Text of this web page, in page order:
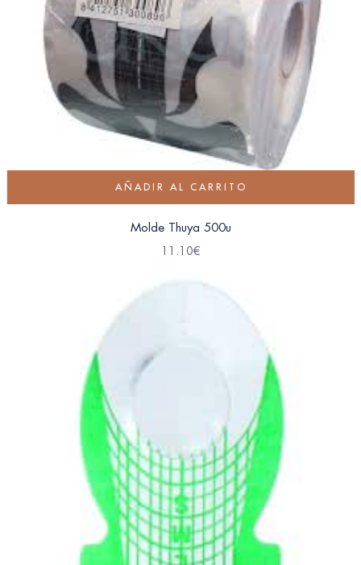
AÑADIR AL CARRITO
Molde Thuya 500u
11.10€